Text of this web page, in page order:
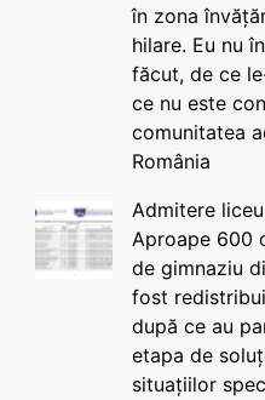
în zona
hilare. Eu nu
făcut, de ce
ce nu este
comunitatea
România
Admitere
Aproape 600
de gimnaziu
fost
după ce au
etapa de
situațiilor